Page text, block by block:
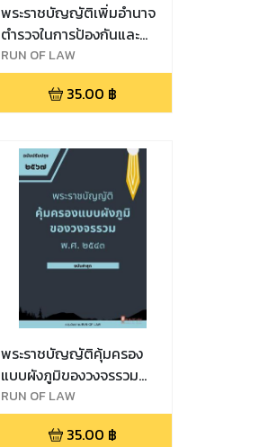
พระราชบัญญัติเพิ่มอำนาจ
ตำรวจในการป้องกันและ
ปราบปรามการกระทำผิดทาง
น้ำ พ.ศ. ๒๔๙๖
RUN OF LAW
35.00 ฿
พระราชบัญญัติคุ้มครอง
แบบผังภูมิของวงจรรวม
พ.ศ. ๒๕๔๓
RUN OF LAW
35.00 ฿